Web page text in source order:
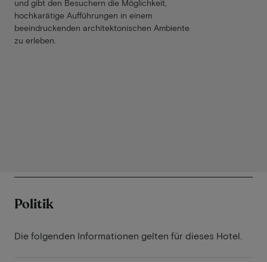
und gibt den Besuchern die Möglichkeit,
hochkarätige Aufführungen in einem
beeindruckenden architektonischen Ambiente
zu erleben.
Politik
Die folgenden Informationen gelten für dieses Hotel.